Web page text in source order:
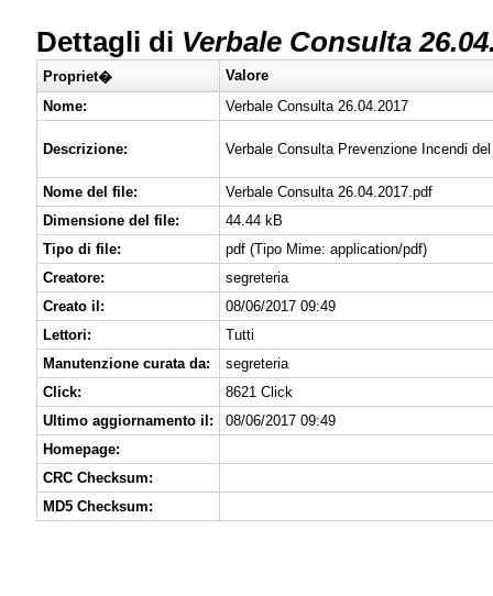
Dettagli di Verbale Consulta
Propriet�
Valore
Nome:
Verbale Consulta 26.04.2017
Descrizione: Verbale Consulta Prevenzione Incendi
Nome del file:
Verbale Consulta 26.04.2017.pdf
Dimensione del file:
44.44 kB
Tipo di file:
pdf (Tipo Mime: application/pdf)
Creatore:
segreteria
Creato il:
08/06/2017 09:49
Lettori:
Tutti
Manutenzione curata da:
segreteria
Click:
8621 Click
Ultimo aggiornamento il:
08/06/2017 09:49
Homepage:
CRC Checksum:
MD5 Checksum: